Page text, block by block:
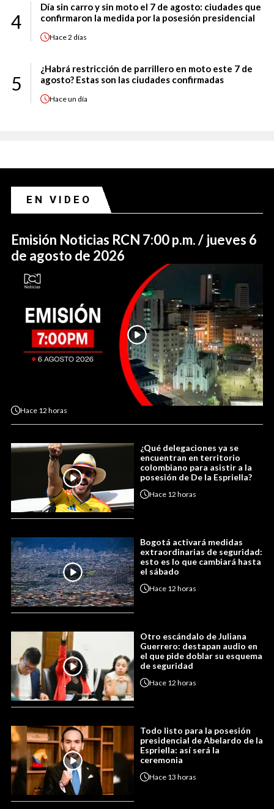
4
Día sin carro y sin moto el 7 de agosto: ciudades que
confirmaron la medida por la posesión presidencial
Hace2 días
5
¿Habrá restricción de parrillero en moto este 7 de
agosto? Estas son las ciudades confirmadas
Haceun día
EN VIDEO
Emisión Noticias RCN 7:00 p.m. / jueves 6
de agosto de 2026
Hace 12 horas
¿Qué delegaciones ya se
encuentran en territorio
colombiano para asistir a la
posesión de De la Espriella?
Hace 12 horas
Bogotá activará medidas
extraordinarias de seguridad:
esto es lo que cambiará hasta
el sábado
Hace 12 horas
Otro escándalo de Juliana
Guerrero: destapan audio en
el que pide doblar su esquema
de seguridad
Hace 12 horas
Todo listo para la posesión
presidencial de Abelardo de la
Espriella: así será la
ceremonia
Hace 13 horas